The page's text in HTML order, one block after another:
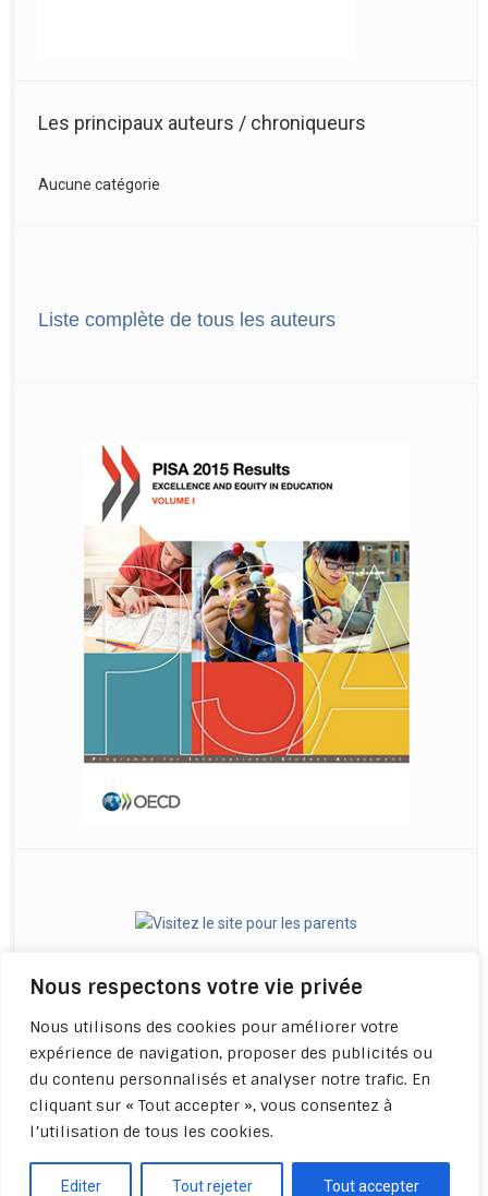
Nous respectons votre vie privée
Nous utilisons des cookies pour améliorer votre
expérience de navigation, proposer des publicités ou
du contenu personnalisés et analyser notre trafic. En
cliquant sur « Tout accepter », vous consentez à
l’utilisation de tous les cookies.
Editer Tout rejeter Tout accepter
Les principaux auteurs / chroniqueurs
Aucune catégorie
Liste complète de tous les auteurs